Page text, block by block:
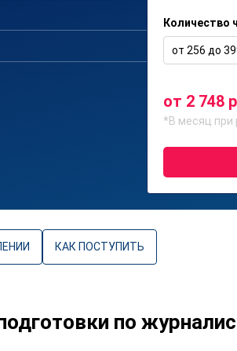
Количество
от 256 до
от 2 748
*В месяц при
КАК ПОСТУПИТЬ
по